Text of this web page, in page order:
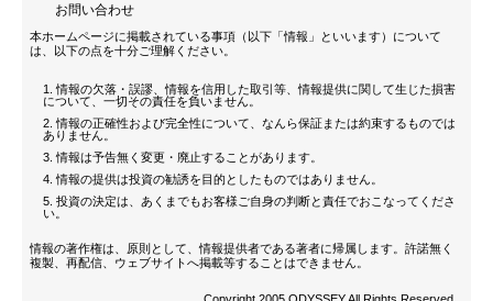
お問い合わせ
本ホームページに掲載されている事項（以下「情報」といいます）について
は、以下の点を十分ご理解ください。
情報の欠落・誤謬、情報を信用した取引等、情報提供に関して生じた損害
について、一切その責任を負いません。
情報の正確性および完全性について、なんら保証または約束するものでは
ありません。
情報は予告無く変更・廃止することがあります。
情報の提供は投資の勧誘を目的としたものではありません。
投資の決定は、あくまでもお客様ご自身の判断と責任でおこなってくださ
い。
情報の著作権は、原則として、情報提供者である著者に帰属します。許諾無く
複製、再配信、ウェブサイトへ掲載等することはできません。